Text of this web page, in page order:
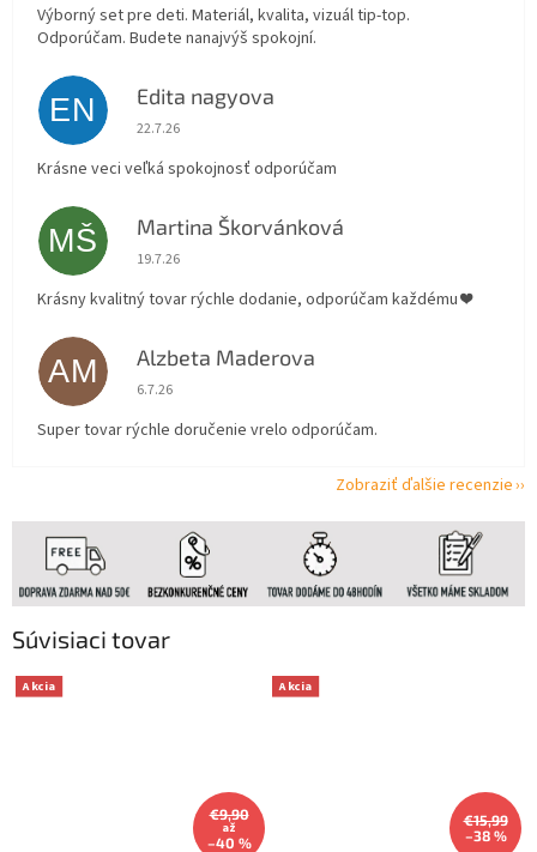
Súvisiaci tovar
Akcia
€9,90
až
–40 %
Akcia
€15,99
–38 %
Výborný set pre deti. Materiál, kvalita, vizuál tip-top.
Odporúčam. Budete nanajvýš spokojní.
EN Edita nagyova
Hodnotenie obchodu je 5 z 5 hviezdičiek.
22.7.26
Krásne veci veľká spokojnosť odporúčam
MŠ Martina Škorvánková
Hodnotenie obchodu je 5 z 5 hviezdičiek.
19.7.26
Krásny kvalitný tovar rýchle dodanie, odporúčam každému ❤️
AM Alzbeta Maderova
Hodnotenie obchodu je 5 z 5 hviezdičiek.
6.7.26
Super tovar rýchle doručenie vrelo odporúčam.
Zobraziť ďalšie recenzie